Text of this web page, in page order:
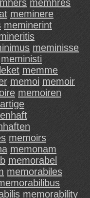
memhres
meminere
meminerint
meminisse
meministi
memme
memoi memoir
memoiren
memoirs
memonam
memorabel
memorabiles
memorability